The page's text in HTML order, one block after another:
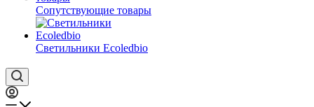
Сопутствующие товары
Светильники Ecoledbio